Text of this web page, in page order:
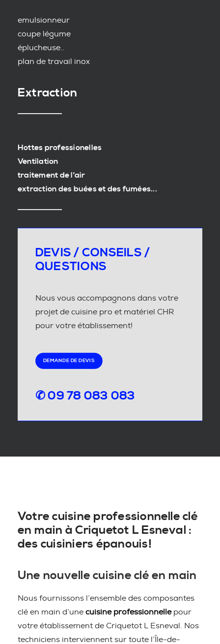
emulsionneur
coupe légume
éplucheuse..
plan de travail inox
Extraction
Hottes professionelles
Ventilation
traitement de l’air
extraction des buées et des fumées...
DEVIS / CONSEILS /
QUESTIONS
Nous vous accompagnons dans votre
projet de cuisine pro et matériel CHR
pour votre établissement!
DEMANDE DE DEVIS
✆ 09 78 083 083
Votre cuisine professionnelle clé
en main à Criquetot L Esneval :
des cuisiniers épanouis!
Une nouvelle cuisine clé en main
Nous fournissons l’ensemble des composantes
clé en main d’une cuisine professionnellepour
votre établissement de Criquetot L Esneval. Nos
techniciens interviennent sur toute l’Île-de-